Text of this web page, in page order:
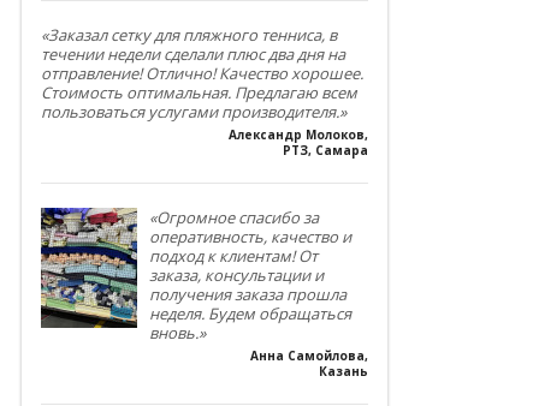
«Заказал сетку для пляжного тенниса, в
течении недели сделали плюс два дня на
отправление! Отлично! Качество хорошее.
Стоимость оптимальная. Предлагаю всем
пользоваться услугами производителя.»
Александр Молоков,
РТЗ, Самара
«Огромное спасибо за
оперативность, качество и
подход к клиентам! От
заказа, консультации и
получения заказа прошла
неделя. Будем обращаться
вновь.»
Анна Самойлова,
Казань